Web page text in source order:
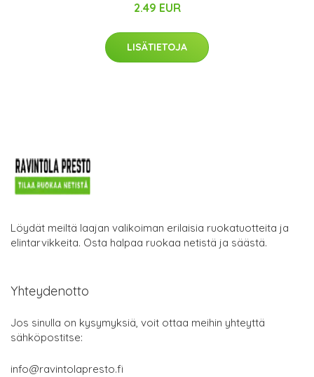
2.49 EUR
LISÄTIETOJA
Löydät meiltä laajan valikoiman erilaisia ruokatuotteita ja
elintarvikkeita. Osta halpaa ruokaa netistä ja säästä.
Yhteydenotto
Jos sinulla on kysymyksiä, voit ottaa meihin yhteyttä
sähköpostitse:
info@ravintolapresto.fi